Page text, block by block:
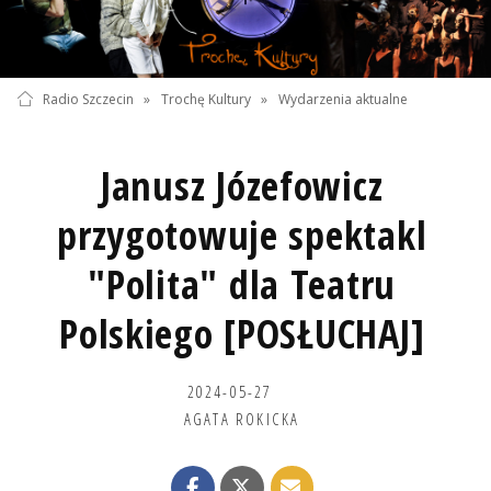
Radio Szczecin » Trochę Kultury » Wydarzenia aktualne
Janusz Józefowicz
przygotowuje spektakl
"Polita" dla Teatru
Polskiego [POSŁUCHAJ]
2024-05-27
AGATA ROKICKA